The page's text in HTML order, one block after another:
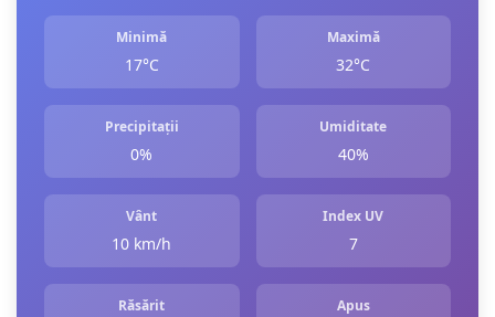
Minimă
17°C
Maximă
32°C
Precipitații
0%
Umiditate
40%
Vânt
10 km/h
Index UV
7
Răsărit Apus